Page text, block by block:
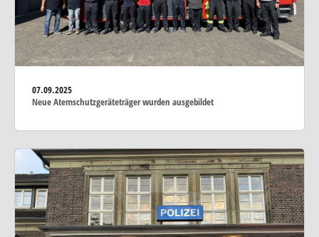
07.09.2025
Neue Atemschutzgeräteträger wurden ausgebildet